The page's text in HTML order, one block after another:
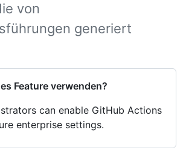
von
generiert
Feature verwenden?
can enable GitHub Actions
enterprise settings.